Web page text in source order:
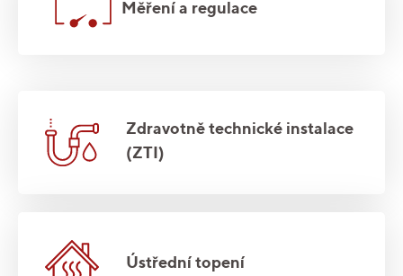
Měření a regulace
Zdravotně technické instalace
(ZTI)
Ústřední topení